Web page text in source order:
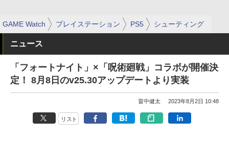
GAME Watch プレイステーション PS5 シューティング
ニュース
「フォートナイト」×「呪術廻戦」コラボが開催決
定！ 8月8日のv25.30アップデートより実装
畠中健太 2023年8月2日 10:48
リスト